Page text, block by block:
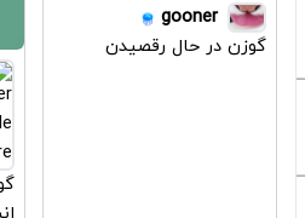
gooner
گوزن در حال رقصیدن